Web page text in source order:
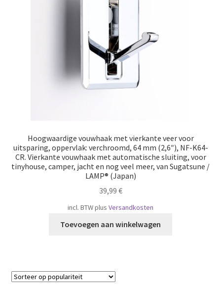
Hoogwaardige vouwhaak met vierkante veer voor
uitsparing, oppervlak: verchroomd, 64 mm (2,6″), NF-K64-
CR. Vierkante vouwhaak met automatische sluiting, voor
tinyhouse, camper, jacht en nog veel meer, van Sugatsune /
LAMP® (Japan)
39,99 €
incl. BTWplus Versandkosten
Toevoegen aan winkelwagen